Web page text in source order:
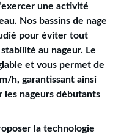
une activité
Nos bassins de nage
pour éviter tout
au nageur. Le
et vous permet de
h, garantissant ainsi
les nageurs débutants
la technologie